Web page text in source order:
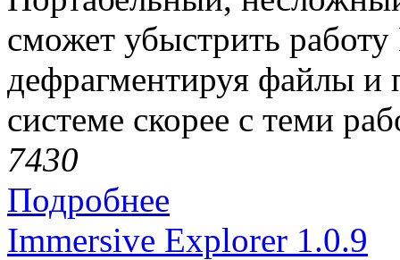
сможет убыстрить
дефрагментируя файлы и
системе скорее с теми
7430
Подробнее
Immersive Explorer 1.0.9